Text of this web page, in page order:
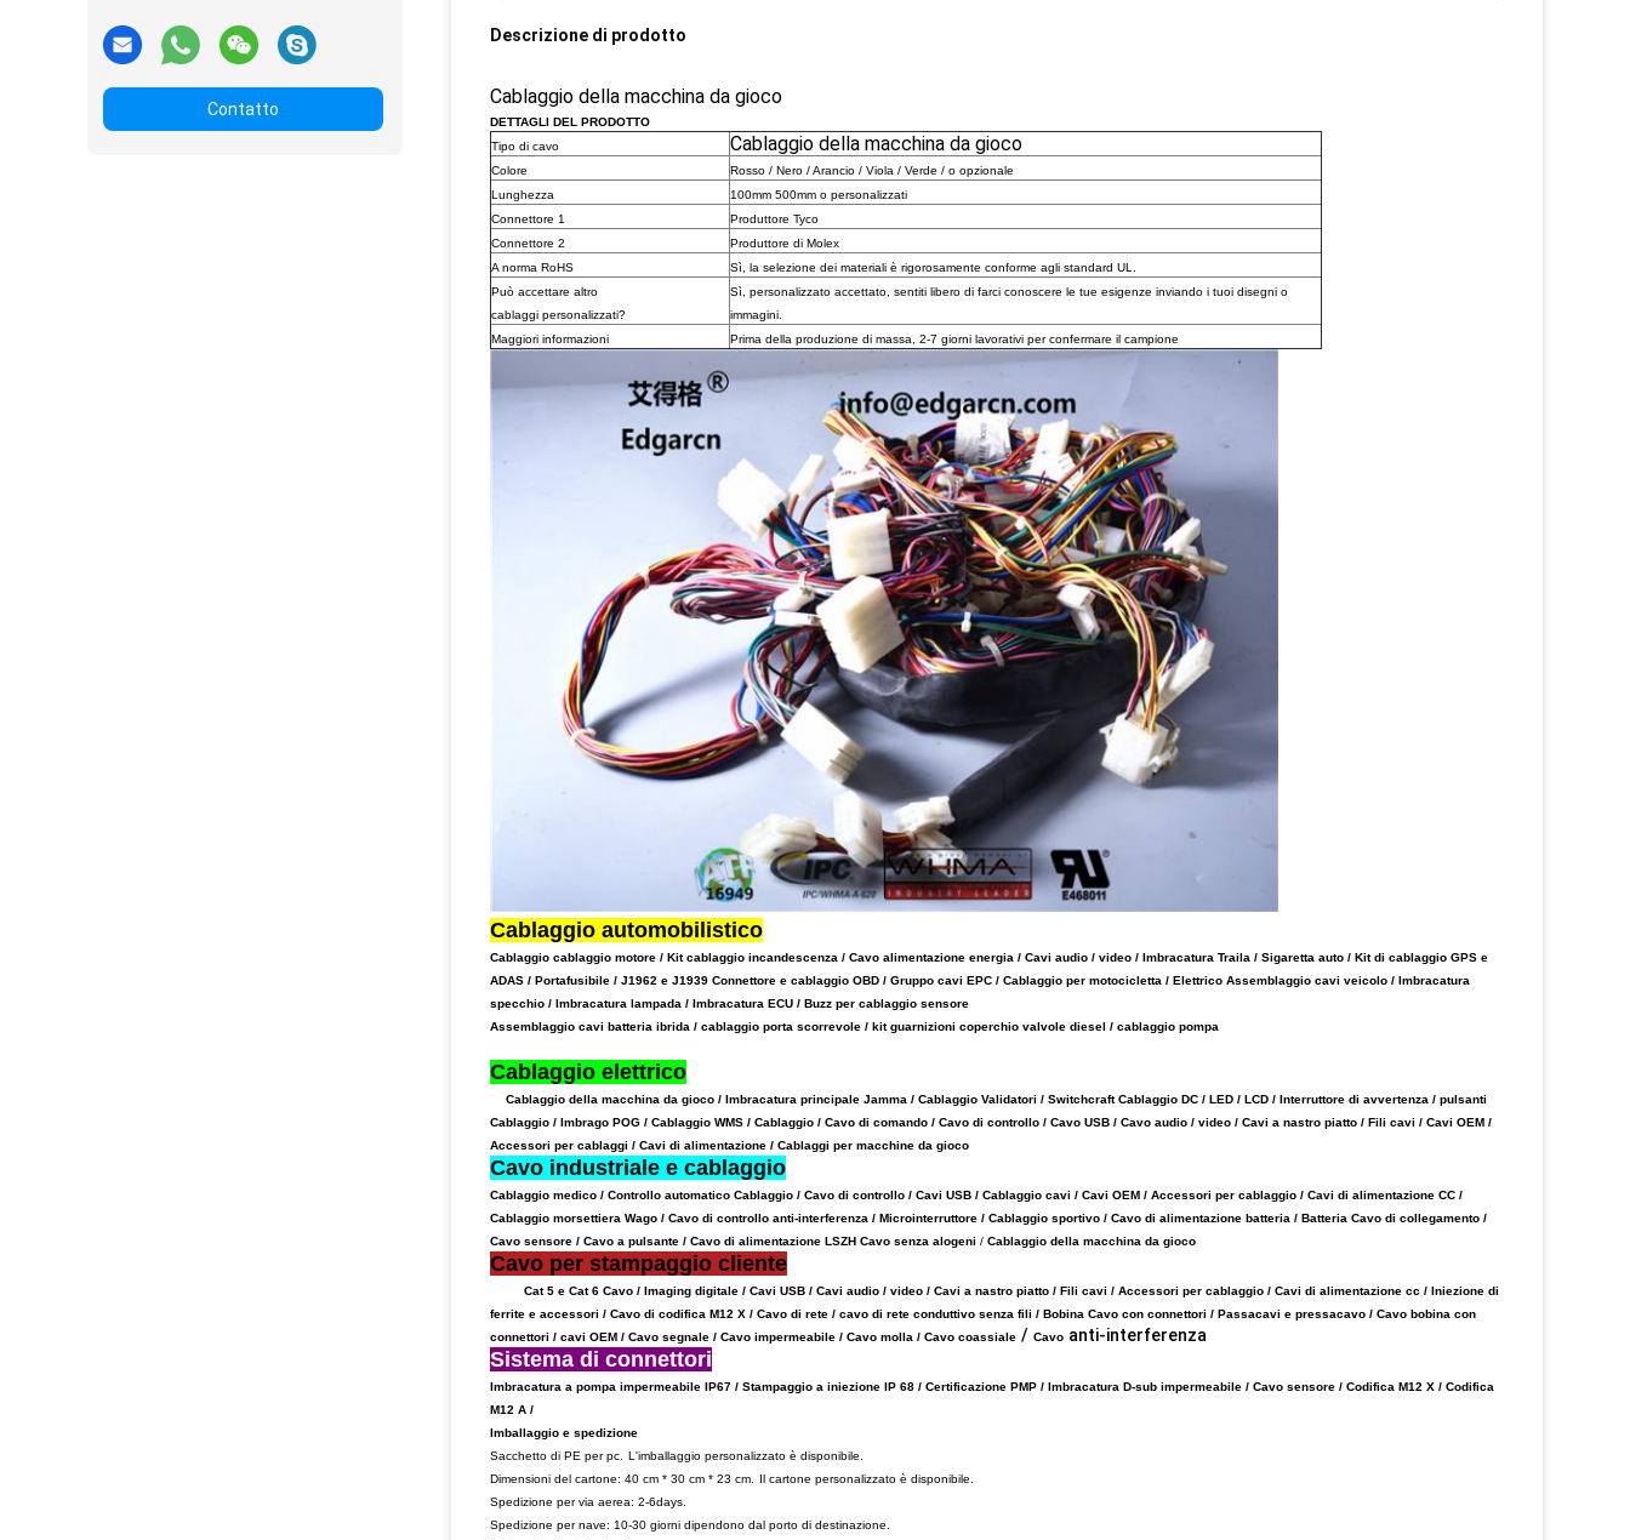
Contatto
Descrizione di prodotto
Cablaggio della macchina da gioco
DETTAGLI DEL PRODOTTO
Tipo di cavo
Cablaggio della macchina da gioco
Colore
Rosso / Nero / Arancio / Viola / Verde / o opzionale
Lunghezza
100mm 500mm o personalizzati
Connettore 1
Produttore Tyco
Connettore 2
Produttore di Molex
A norma RoHS
Sì, la selezione dei materiali è rigorosamente conforme agli standard UL.
Può accettare altro
cablaggi personalizzati?
Sì, personalizzato accettato, sentiti libero di farci conoscere le tue esigenze inviando i tuoi disegni o
immagini.
Maggiori informazioni
Prima della produzione di massa, 2-7 giorni lavorativi per confermare il campione
Cablaggio automobilistico
Cablaggio cablaggio motore / Kit cablaggio incandescenza / Cavo alimentazione energia / Cavi audio / video / Imbracatura Traila / Sigaretta auto / Kit di cablaggio GPS e
ADAS / Portafusibile / J1962 e J1939 Connettore e cablaggio OBD / Gruppo cavi EPC / Cablaggio per motocicletta / Elettrico Assemblaggio cavi veicolo / Imbracatura
specchio / Imbracatura lampada / Imbracatura ECU / Buzz per cablaggio sensore
Assemblaggio cavi batteria ibrida / cablaggio porta scorrevole / kit guarnizioni coperchio valvole diesel / cablaggio pompa
Cablaggio elettrico
Cablaggio della macchina da gioco / Imbracatura principale Jamma / Cablaggio Validatori / Switchcraft Cablaggio DC / LED / LCD / Interruttore di avvertenza / pulsanti
Cablaggio / Imbrago POG / Cablaggio WMS / Cablaggio / Cavo di comando / Cavo di controllo / Cavo USB / Cavo audio / video / Cavi a nastro piatto / Fili cavi / Cavi OEM /
Accessori per cablaggi / Cavi di alimentazione / Cablaggi per macchine da gioco
Cavo industriale e cablaggio
Cablaggio medico / Controllo automatico Cablaggio / Cavo di controllo / Cavi USB / Cablaggio cavi / Cavi OEM / Accessori per cablaggio / Cavi di alimentazione CC /
Cablaggio morsettiera Wago / Cavo di controllo anti-interferenza / Microinterruttore / Cablaggio sportivo / Cavo di alimentazione batteria / Batteria Cavo di collegamento /
Cavo sensore / Cavo a pulsante / Cavo di alimentazione LSZH Cavo senza alogeni / Cablaggio della macchina da gioco
Cavo per stampaggio cliente
Cat 5 e Cat 6 Cavo / Imaging digitale / Cavi USB / Cavi audio / video / Cavi a nastro piatto / Fili cavi / Accessori per cablaggio / Cavi di alimentazione cc / Iniezione di
ferrite e accessori / Cavo di codifica M12 X / Cavo di rete / cavo di rete conduttivo senza fili / Bobina Cavo con connettori / Passacavi e pressacavo / Cavo bobina con
connettori / cavi OEM / Cavo segnale / Cavo impermeabile / Cavo molla / Cavo coassiale / Cavo anti-interferenza
Sistema di connettori
Imbracatura a pompa impermeabile IP67 / Stampaggio a iniezione IP 68 / Certificazione PMP / Imbracatura D-sub impermeabile / Cavo sensore / Codifica M12 X / Codifica
M12 A /
Imballaggio e spedizione
Sacchetto di PE per pc.
L'imballaggio personalizzato è disponibile.
Dimensioni del cartone: 40 cm * 30 cm * 23 cm.
Il cartone personalizzato è disponibile.
Spedizione per via aerea: 2-6days.
Spedizione per nave: 10-30 giorni dipendono dal porto di destinazione.